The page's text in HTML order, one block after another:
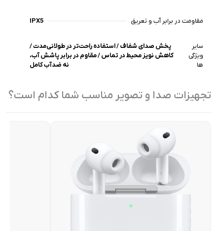
مقاومت در برابر آب و تعریق IPX5
سایر
ویژگی
ها
پخش صدای شفاف‌ / استفاده راحت‌تر در طولانی‌مدت /
کاهش نویز محیط در تماس / مقاوم در برابر پاشش آب،
نه ضدآب کامل
تجهیزات صدا و تصویر مناسب شما کدام است؟